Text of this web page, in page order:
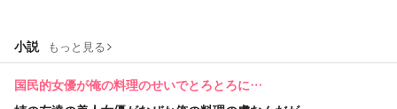
小説 もっと見る
国民的女優が俺の料理のせいでとろとろに…